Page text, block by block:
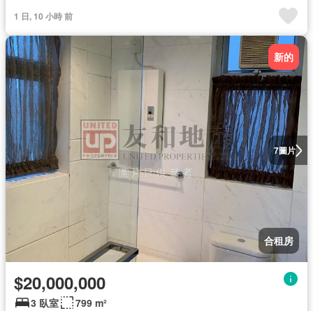
1 日, 10 小時 前
7圖片
新的
合租房
$20,000,000
3 臥室 799 m²